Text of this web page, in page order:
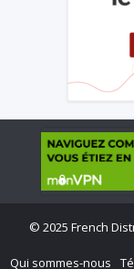
© 2025 French
Qui sommes-nous